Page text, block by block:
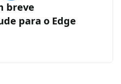
breve
para o Edge